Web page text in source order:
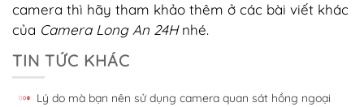
camera thì hãy tham khảo thêm ở các bài viết khác
của Camera Long An 24Hnhé.
TIN TỨC KHÁC
Lý do mà bạn nên sử dụng camera quan sát hồng ngoại